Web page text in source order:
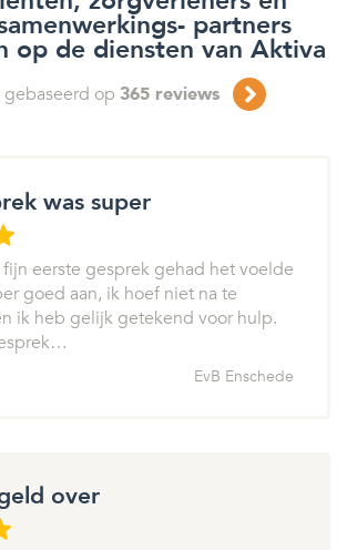
partners
op de diensten van Aktiva
gebaseerd op 365 reviews
was super
fijn eerste gesprek gehad het voelde
goed aan, ik hoef niet na te
ik heb gelijk getekend voor hulp.
EvB Enschede
over